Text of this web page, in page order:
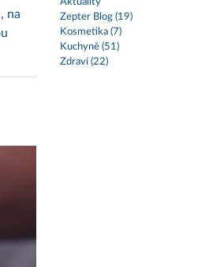
na
Zepter Blog (19)
Kosmetika (7)
Kuchyně (51)
Zdraví (22)